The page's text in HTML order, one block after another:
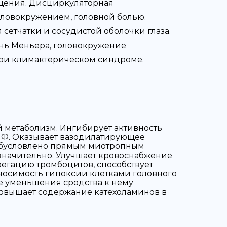
Дисциркуляторная
головной болью.
и сосудистой оболочки глаза.
Меньера, головокружение
климактерическом синдроме.
Ингибирует активность
Оказывает вазодилатирующее
прямым миотропным
Улучшает кровоснабжение
тромбоцитов, способствует
гипоксии клетками головного
уменьшения сродства к нему
содержание катехоламинов в